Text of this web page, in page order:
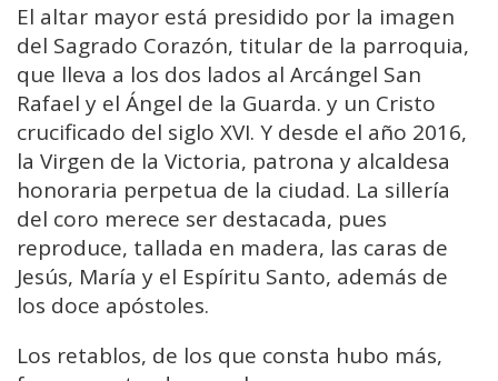
El altar mayor está presidido por la imagen
del Sagrado Corazón, titular de la parroquia,
que lleva a los dos lados al Arcángel San
Rafael y el Ángel de la Guarda. y un Cristo
crucificado del siglo XVI. Y desde el año 2016,
la Virgen de la Victoria, patrona y alcaldesa
honoraria perpetua de la ciudad. La sillería
del coro merece ser destacada, pues
reproduce, tallada en madera, las caras de
Jesús, María y el Espíritu Santo, además de
los doce apóstoles.
Los retablos, de los que consta hubo más,